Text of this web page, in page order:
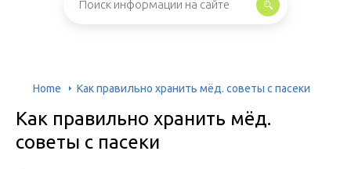
Home Как правильно хранить мёд. советы с пасеки
Как правильно хранить мёд.
советы с пасеки